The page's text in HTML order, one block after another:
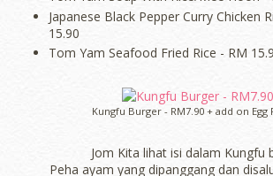
Japanese Black Pepper Curry Chicken
15.90
Tom Yam Seafood Fried Rice - RM
Kungfu Burger - RM7.90 + add on Egg
Jom Kita lihat isi dalam Kungfu
Peha ayam yang dipanggang dan